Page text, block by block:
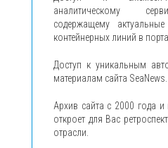
аналитическому
содержащему
контейнерных линий в
Доступ к уникальным
материалам сайта SeaNews.
Архив сайта с 2000 года и
откроет для Вас
отрасли.